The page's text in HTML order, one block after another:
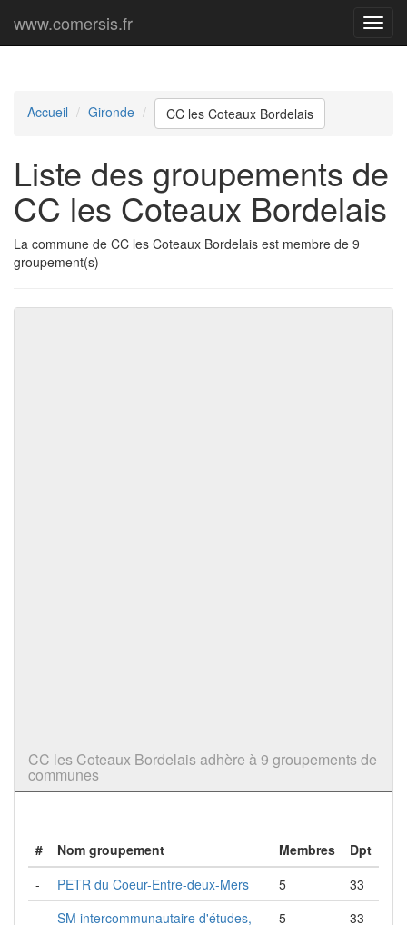
Menu
www.comersis.fr
Accueil Gironde CC les Coteaux Bordelais
Liste des groupements de
CC les Coteaux Bordelais
La commune de CC les Coteaux Bordelais est membre de 9
groupement(s)
CC les Coteaux Bordelais adhère à 9 groupements de
communes
# Nom groupement Membres
Dpt
-
PETR du Coeur-Entre-deux-Mers 5
33
-
SM intercommunautaire d'études,
5 33